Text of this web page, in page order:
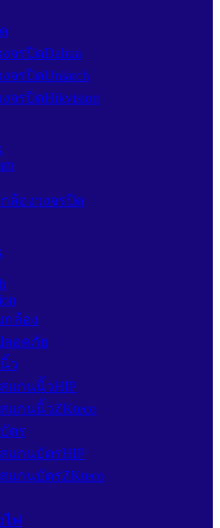
จรปิดDahua
จรปิดUniarch
จรปิดHikvision
ล้องวงจรปิด
กล้อง
อดภัย
ว
แกนนิ้วHIP
แกนนิ้วZKteco
ตร
แกนบัตรHIP
แกนบัตรZKteco
ไฟ